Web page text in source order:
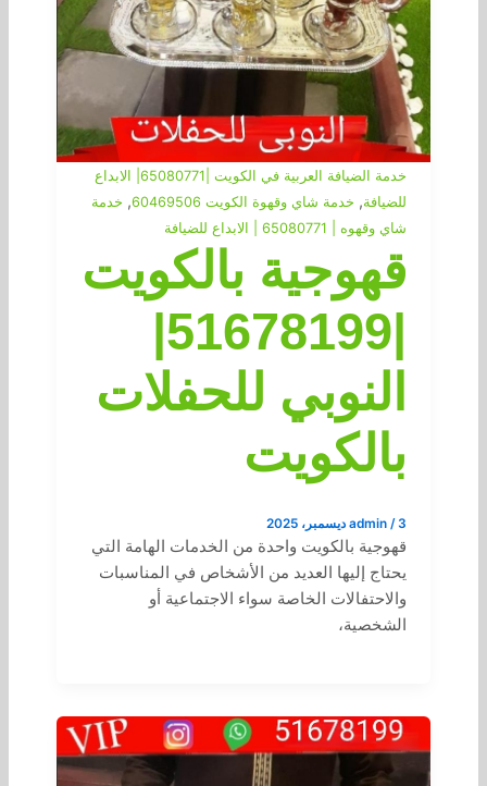
خدمة الضيافة العربية في الكويت |65080771| الابداع
للضيافة, خدمة شاي وقهوة الكويت 60469506 , خدمة
شاي وقهوه | 65080771 | الابداع للضيافة
قهوجية بالكويت
|51678199|
النوبي للحفلات
بالكويت
admin /3 ديسمبر، 2025
قهوجية بالكويت واحدة من الخدمات الهامة التي
يحتاج إليها العديد من الأشخاص في المناسبات
والاحتفالات الخاصة سواء الاجتماعية أو
الشخصية،